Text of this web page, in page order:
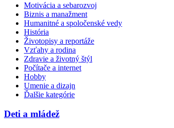
Motivácia a sebarozvoj
Biznis a manažment
Humanitné a spoločenské vedy
História
Životopisy a reportáže
Vzťahy a rodina
Zdravie a životný štýl
Počítače a internet
Hobby
Umenie a dizajn
Ďalšie kategórie
Deti a mládež